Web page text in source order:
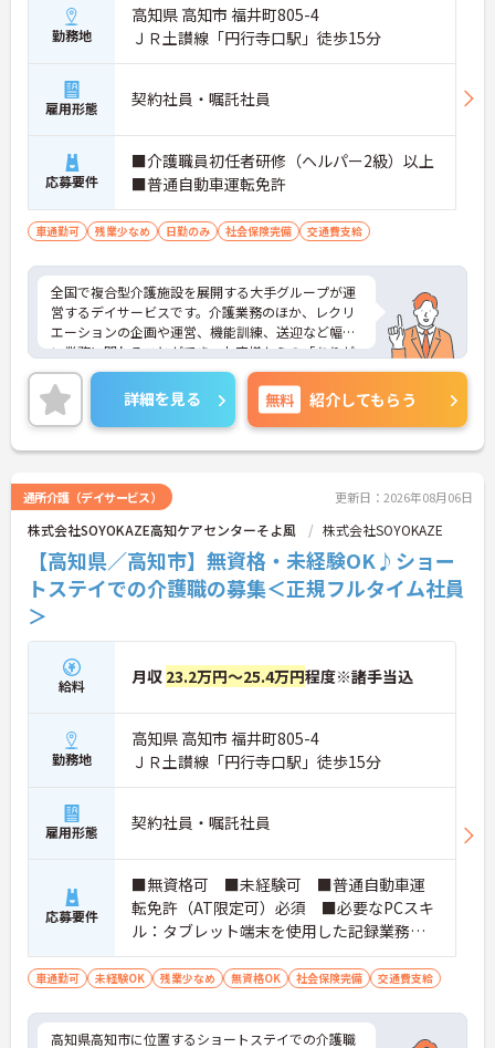
勤務地
高知県 高知市 福井町805-4
ＪＲ土讃線「円行寺口駅」徒歩15分
雇用形態 契約社員・嘱託社員
応募要件
■介護職員初任者研修（ヘルパー2級）以上
■普通自動車運転免許
車通勤可 残業少なめ 日勤のみ 社会保険完備 交通費支給
全国で複合型介護施設を展開する大手グループが運
営するデイサービスです。介護業務のほか、レクリ
エーションの企画や運営、機能訓練、送迎など幅広
い業務に関わることができ、お客様からの「ありが
とう」を直接やりがいにできる環境です。有給休暇
とは別に年間17日間のリフレッシュ休暇が付与さ
れ、平日の取得もしやすいため、ご家庭との両立や
ご自身の趣味など、プライベートを大切にしながら
日勤帯で無理なく働き続けられます。髪色やネイル
保ちながらいきいきと働ける点も魅力です。また、
個人の評価等に応じて支払われる特別報酬制度があ
り、頑張りがしっかりと還元されます。定年後も70
歳まで再雇用制度を利用して働けるため、資格と経
験を活かして長く安定したキャリアを築いていきた
い方に大変おすすめの求人です。
できます】
・入社時研修やサービス別研修など多彩な研修があ
るため、着実に知識と技術を深められます
・OJT研修を通じて現場での実践的なサポートを受
けられるので、安心して業務をスタートできます
【リフレッシュ休暇を活用して無理なく長く働ける
環境です】
・有給休暇とは別に年間17日間のリフレッシュ休暇
があるため、心身ともにしっかりと休むことができ
時間やご家族との時間を大切にしながら働き続けら
れます
【特別報酬制度で日々の頑張りが評価につながりま
・業績や評価に応じた特別報酬制度が設けられてい
るため、日々の努力が還元されるやりがいを感じら
れます
【自分らしいスタイルでいきいきと活躍できる環境
詳細を見る 無料 紹介してもらう
通所介護（デイサービス） 更新日：2026年08月06日
株式会社SOYOKAZE高知ケアセンターそよ風 株式会社SOYOKAZE
【高知県／高知市】無資格・未経験OK♪ショー
トステイでの介護職の募集＜正規フルタイム社員
＞
給料 月収 23.2万円～25.4万円程度※諸手当込
勤務地
高知県 高知市 福井町805-4
ＪＲ土讃線「円行寺口駅」徒歩15分
雇用形態 契約社員・嘱託社員
応募要件
■無資格可 ■未経験可 ■普通自動車運
転免許（AT限定可）必須 ■必要なPCスキ
ル：タブレット端末を使用した記録業務あ
り
車通勤可 未経験OK 残業少なめ 無資格OK 社会保険完備 交通費支給
高知県高知市に位置するショートステイでの介護職